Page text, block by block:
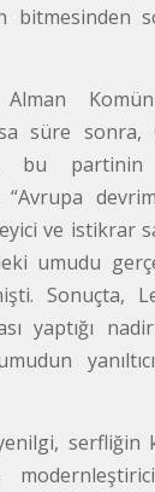
bitmesinden
Alman
süre sonra,
bu partinin
ve istikrar
umudu
Sonuçta,
yaptığı
serfliğin